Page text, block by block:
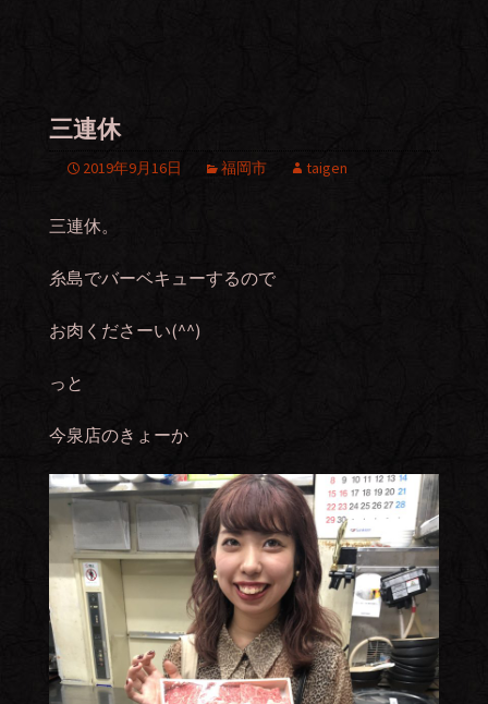
三連休
2019年9月16日 福岡市 taigen
三連休。
糸島でバーベキューするので
お肉くださーい(^^)
っと
今泉店のきょーか